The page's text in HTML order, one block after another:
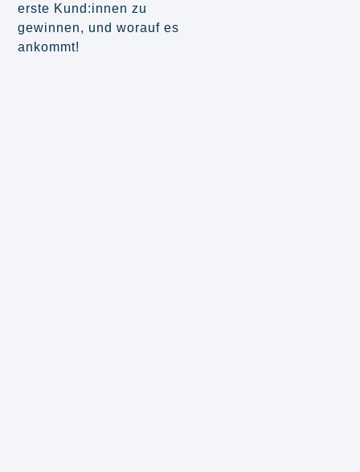
erste Kund:innen zu
gewinnen, und worauf es
ankommt!